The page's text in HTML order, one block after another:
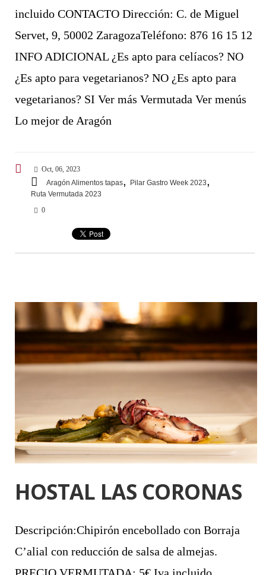
incluido CONTACTO Dirección: C. de Miguel
Servet, 9, 50002 ZaragozaTeléfono: 876 16 15 12
INFO ADICIONAL ¿Es apto para celíacos? NO
¿Es apto para vegetarianos? NO ¿Es apto para
vegetarianos? SI Ver más Vermutada Ver menús
Lo mejor de Aragón
Oct, 06, 2023
Aragón Alimentos tapas, Pilar Gastro Week 2023,
Ruta Vermutada 2023
0
HOSTAL LAS CORONAS
Descripción:Chipirón encebollado con Borraja
C’alial con reducción de salsa de almejas.